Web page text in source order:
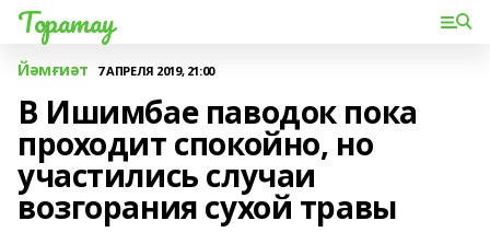
Торатау
Йәмғиәт 7 АПРЕЛЯ 2019, 21:00
В Ишимбае паводок пока
проходит спокойно, но
участились случаи
возгорания сухой травы